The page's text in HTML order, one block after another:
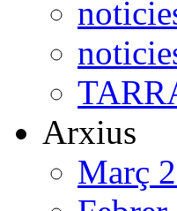
Arxius
Març